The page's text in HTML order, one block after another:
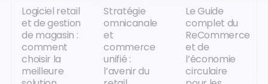
Logiciel retail
et de gestion
de magasin :
comment
choisir la
meilleure
Stratégie
omnicanale
et
commerce
unifié :
l’avenir du
Le Guide
complet du
ReCommerce
et de
l’économie
circulaire